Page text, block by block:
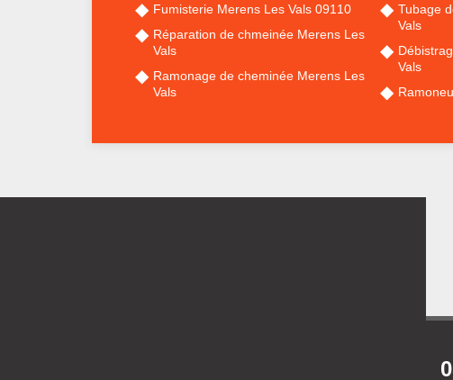
Fumisterie Merens Les Vals 09110
Réparation de chmeinée Merens Les
Vals
Ramonage de cheminée Merens Les
Vals
Tubage
Vals
Vals